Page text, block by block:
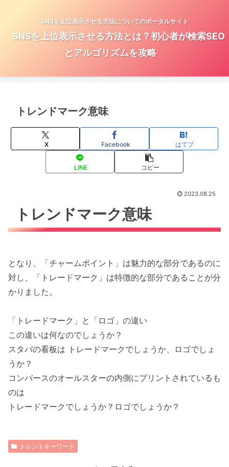
SNSを上位表示させる方法についてのポータルサイト
SNSを上位表示させる方法とは？初心者が検索SEO
とアルゴリズムを攻略
トレンドマーク意味
X Facebook はてブ
LINE コピー
2023.08.25
トレンドマーク意味
となり、「チャームポイント」は魅力的な部分であるのに
対し、「トレードマーク」は特徴的な部分であることが分
かりました。
「トレードマーク」と「ロゴ」の違い
この違いは何なのでしょうか？
スタバの看板は トレードマークでしょうか、ロゴでしょ
うか？
コンバースのオールスターの内側にプリントされているも
のは
トレードマークでしょうか？ロゴでしょうか？
トレンドキーワード